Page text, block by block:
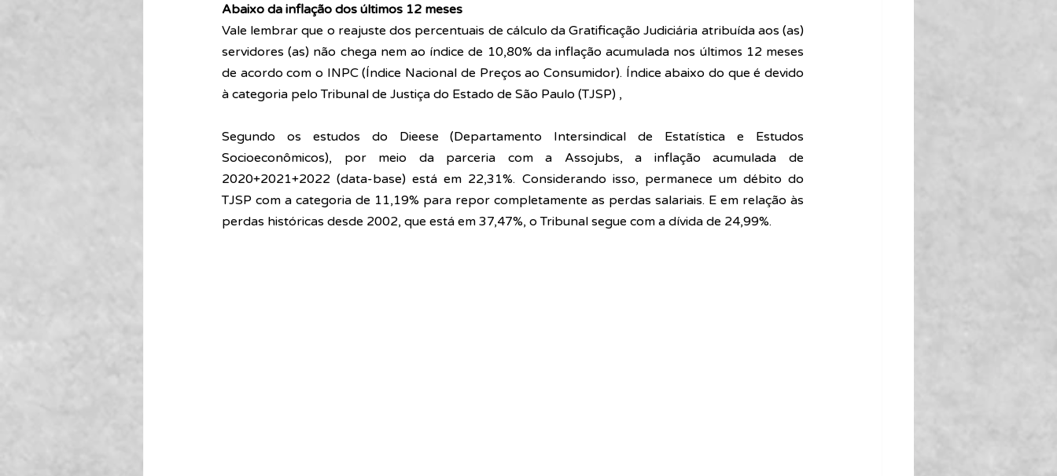
Abaixo da inflação dos últimos 12 meses
Vale lembrar que o reajuste dos percentuais de cálculo da Gratificação Judiciária atribuída aos (as)
servidores (as) não chega nem ao índice de 10,80% da inflação acumulada nos últimos 12 meses
de acordo com o INPC (Índice Nacional de Preços ao Consumidor). Índice abaixo do que é devido
à categoria pelo Tribunal de Justiça do Estado de São Paulo (TJSP) ,
Segundo os estudos do Dieese (Departamento Intersindical de Estatística e Estudos
Socioeconômicos), por meio da parceria com a Assojubs, a inflação acumulada de
2020+2021+2022 (data-base) está em 22,31%. Considerando isso, permanece um débito do
TJSP com a categoria de 11,19% para repor completamente as perdas salariais. E em relação às
perdas históricas desde 2002, que está em 37,47%, o Tribunal segue com a dívida de 24,99%.